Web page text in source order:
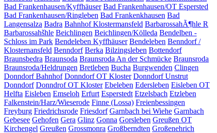
Bad Frankenhausen/Kyffhäuser Bad Frankenhausen/OT Espersted
Bad Frankenhausen/Ringleben Bad Frankenkhausen Bad
Langensalza Badra Bahnhof Klostermansfeld BarbarossahÃ¶hle R
Barbarossahšhle Beichlingen Beichlingen/Kölleda Bendelben -
Schloss im Park Bendeleben Kyffhäuser Bendeleben Benndorf /
Klosternansfeld Benndorf Berka Bilzingsleben Bottendorf
Braunsbedra Braunsoda Braunsroda An der Schmücke Braunsroda
Braunsroda/Heldrungen Bretleben Bucha Burgwenden Clingen
Donndorf Bahnhof Donndorf OT Kloster Donndorf Unstrut
Donndorf Donndrof OT Kloster Ebeleben Edersleben Eisleben OT
Helfta Eisleben Emseloh Erfurt Esperstedt Etzelsbach Etzleben
Falkenstein/Harz/Wieserode Finne (Lossa) Freienbessingen
Freyburg Friedrichsrode Friesdorf Garnbach bei Wiehe Garnbach
Gebesee Gehofen Gera Glinz Gonna Gorsleben Greußen OT
Kirchengel Greußen Grossmonra Großberndten Großenehrich